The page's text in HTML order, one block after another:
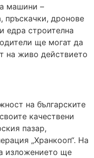
машини –
пръскачки, дронове
едра строителна
ще могат да
на живо действието
на българските
качествени
пазар,
„Хранкооп“. На
изложението ще